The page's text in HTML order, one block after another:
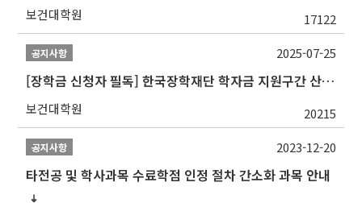
보건대학원 17122
공지사항
[장학금 신청자 필독] 한국장학재단 학자금 지원구간 산정 권고
보건대학원 20215
2025-07-25
공지사항
타전공 및 학사과목 수료학점 인정 절차 간소화 과목 안내
2023-12-20